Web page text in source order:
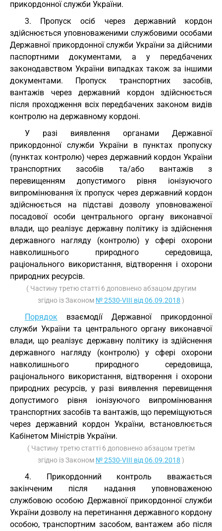
прикордонної служби України.
3. Пропуск осіб через державний кордон
здійснюється уповноваженими службовими особами
Державної прикордонної служби України за дійсними
паспортними документами, а у передбачених
законодавством України випадках також за іншими
документами. Пропуск транспортних засобів,
вантажів через державний кордон здійснюється
після проходження всіх передбачених законом видів
контролю на державному кордоні.
У разі виявлення органами Державної
прикордонної служби України в пунктах пропуску
(пунктах контролю) через державний кордон України
транспортних засобів та/або вантажів з
перевищенням допустимого рівня іонізуючого
випромінювання їх пропуск через державний кордон
здійснюється на підставі дозволу уповноваженої
посадової особи центрального органу виконавчої
влади, що реалізує державну політику із здійснення
державного нагляду (контролю) у сфері охорони
навколишнього природного середовища,
раціонального використання, відтворення і охорони
природних ресурсів.
( Частину третю статті 6 доповнено абзацом другим
згідно із Законом № 2530-VIII від 06.09.2018 )
Порядок взаємодії Державної прикордонної
служби України та центрального органу виконавчої
влади, що реалізує державну політику із здійснення
державного нагляду (контролю) у сфері охорони
навколишнього природного середовища,
раціонального використання, відтворення і охорони
природних ресурсів, у разі виявлення перевищення
допустимого рівня іонізуючого випромінювання
транспортних засобів та вантажів, що переміщуються
через державний кордон України, встановлюється
Кабінетом Міністрів України.
( Частину третю статті 6 доповнено абзацом третім
згідно із Законом № 2530-VIII від 06.09.2018 )
4. Прикордонний контроль вважається
закінченим після надання уповноваженою
службовою особою Державної прикордонної служби
України дозволу на перетинання державного кордону
особою, транспортним засобом, вантажем або після